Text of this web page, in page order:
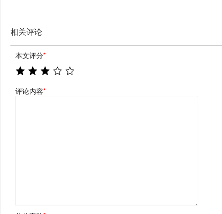
相关评论
本文评分*
评论内容*